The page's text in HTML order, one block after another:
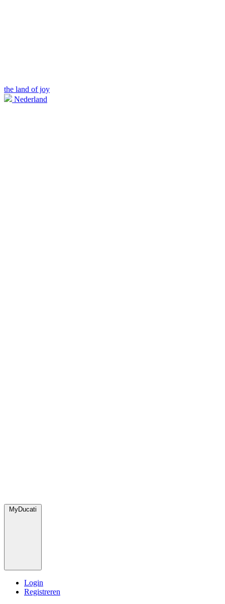
the land of joy
Nederland
MyDucati
Login
Registreren